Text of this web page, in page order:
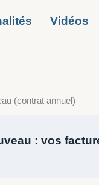
Vidéos
(contrat annuel)
: vos